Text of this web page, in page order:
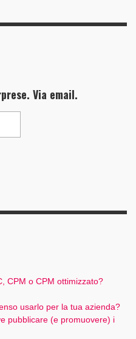
Via email.
CPM o CPM ottimizzato?
usarlo per la tua azienda?
pubblicare (e promuovere) i